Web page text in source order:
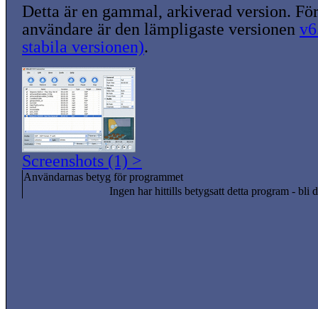
Detta är en gammal, arkiverad version.
användare är den lämpligaste versionen
stabila versionen).
Screenshots (1) >
Användarnas betyg för programmet
Ingen har hittills betygsatt detta program - bli